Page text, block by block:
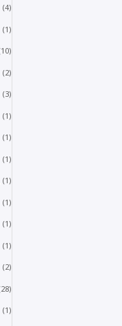
4
1
10
2
3
1
1
1
1
1
1
1
2
28
1